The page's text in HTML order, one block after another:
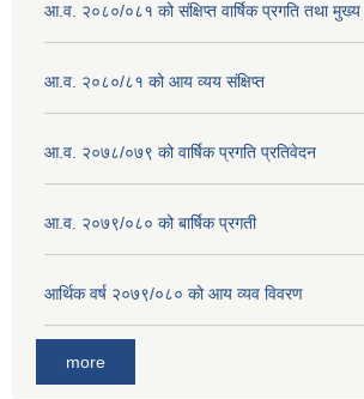
आ.व. २०८०/०८१ को संक्षिप्त वार्षिक प्रगति तथा
आ.व. २०८०/८१ को आय व्यय संक्षिप्त
आ.व. २०७८/०७९ को वार्षिक प्रगति प्रतिवेदन
आ.व. २०७९/०८० को बार्षिक प्रगती
आर्थिक वर्ष २०७९/०८० को आय व्यव विवरण
more